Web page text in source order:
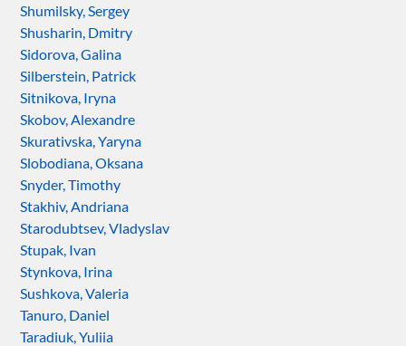
Shumilsky, Sergey
Shusharin, Dmitry
Sidorova, Galina
Silberstein, Patrick
Sitnikova, Iryna
Skobov, Alexandre
Skurativska, Yaryna
Slobodiana, Oksana
Snyder, Timothy
Stakhiv, Andriana
Starodubtsev, Vladyslav
Stupak, Ivan
Stynkova, Irina
Sushkova, Valeria
Tanuro, Daniel
Taradiuk, Yuliia